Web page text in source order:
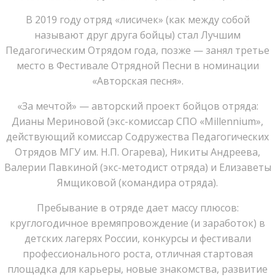
В 2019 году отряд «лисичек» (как между собой
называют друг друга бойцы) стал Лучшим
Педагогическим Отрядом года, позже — занял третье
место в Фестивале Отрядной Песни в номинации
«Авторская песня».
«За мечтой» — авторский проект бойцов отряда:
Дианы Мериновой (экс-комиссар СПО «Millennium»,
действующий комиссар Содружества Педагогических
Отрядов МГУ им. Н.П. Огарева), Никиты Андреева,
Валерии Павкиной (экс-методист отряда) и Елизаветы
Ямщиковой (командира отряда).
Пребывание в отряде дает массу плюсов:
круглогодичное времяпровождение (и заработок) в
детских лагерях России, конкурсы и фестивали
профессионального роста, отличная стартовая
площадка для карьеры, новые знакомства, развитие